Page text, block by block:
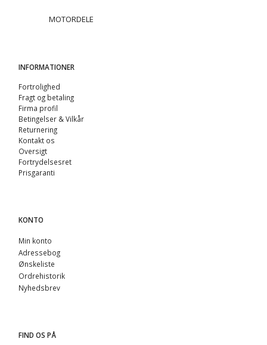
MOTORDELE
INFORMATIONER
Fortrolighed
Fragt og betaling
Firma profil
Betingelser & Vilkår
Returnering
Kontakt os
Oversigt
Fortrydelsesret
Prisgaranti
KONTO
Min konto
Adressebog
Ønskeliste
Ordrehistorik
Nyhedsbrev
FIND OS PÅ